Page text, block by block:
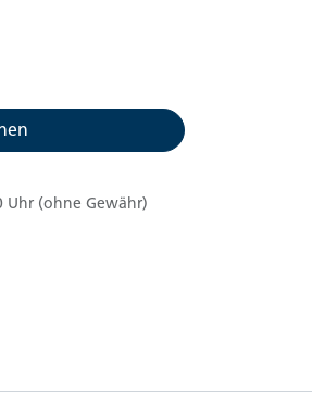
Uhr (ohne Gewähr)